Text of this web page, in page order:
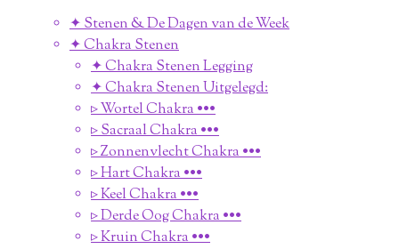
✦ Stenen & De Dagen van de Week
✦ Chakra Stenen
✦ Chakra Stenen Legging
✦ Chakra Stenen Uitgelegd:
▹ Wortel Chakra •••
▹ Sacraal Chakra •••
▹ Zonnenvlecht Chakra •••
▹ Hart Chakra •••
▹ Keel Chakra •••
▹ Derde Oog Chakra •••
▹ Kruin Chakra •••